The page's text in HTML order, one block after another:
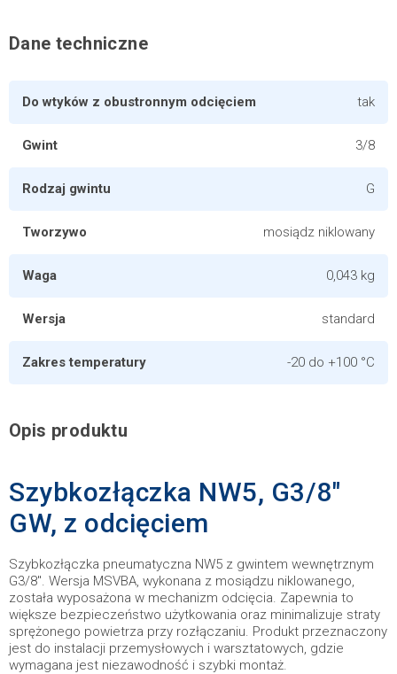
Dane techniczne
Do wtyków z obustronnym odcięciem tak
Gwint 3/8
Rodzaj gwintu G
Tworzywo mosiądz niklowany
Waga 0,043 kg
Wersja standard
Zakres temperatury -20 do +100 °C
Opis produktu
Szybkozłączka NW5, G3/8"
GW, z odcięciem
Szybkozłączka pneumatyczna NW5 z gwintem wewnętrznym
G3/8". Wersja MSVBA, wykonana z mosiądzu niklowanego,
została wyposażona w mechanizm odcięcia. Zapewnia to
większe bezpieczeństwo użytkowania oraz minimalizuje straty
sprężonego powietrza przy rozłączaniu. Produkt przeznaczony
jest do instalacji przemysłowych i warsztatowych, gdzie
wymagana jest niezawodność i szybki montaż.